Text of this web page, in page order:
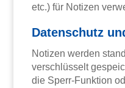
etc.) für Notizen
Datenschutz
Notizen werden
verschlüsselt
die Sperr-Funktion